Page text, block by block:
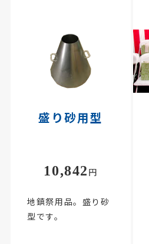
盛り砂用型
10,842 円
地鎮祭用品。盛り砂
型です。